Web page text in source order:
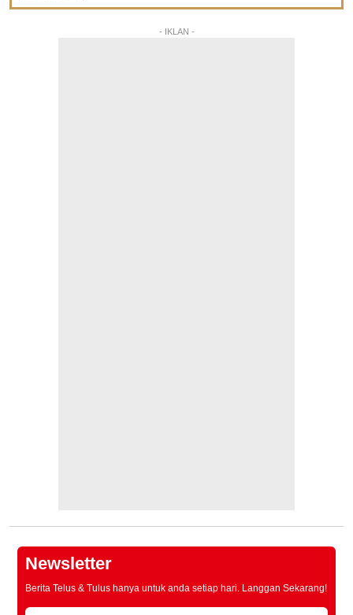
- IKLAN -
Newsletter
Berita Telus & Tulus hanya untuk anda setiap hari. Langgan Sekarang!